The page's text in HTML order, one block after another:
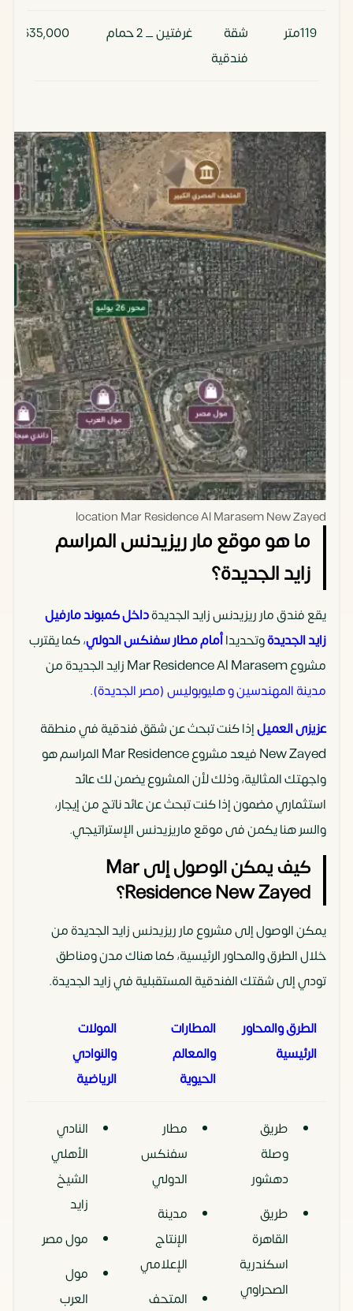
119متر
شقة
فندقية
غرفتين _ 2 حمام 19,635,000
location Mar Residence Al Marasem New Zayed
ما هو موقع مار ريزيدنس المراسم
زايد الجديدة؟
يقع فندق مار ريزيدنس زايد الجديدةداخل كمبوند مارفيل
زايد الجديدةوتحديداأمام مطار سفنكس الدولي، كما يقترب
مشروع Mar Residence Al Marasem زايد الجديدة من
مدينة المهندسين و هليوبوليس (مصر الجديدة).
عزيزى العميلإذا كنت تبحث عن شقق فندقية في منطقة
New Zayed فيعد مشروع Mar Residence المراسم هو
واجهتك المثالية، وذلك لأن المشروع يضمن لك عائد
استثماري مضمون إذا كنت تبحث عن عائد ناتج من إيجار،
والسر هنا يكمن فى موقع ماريزيدنس الإستراتيجي.
كيف يمكن الوصول إلى Mar
Residence New Zayed؟
يمكن الوصول إلى مشروع مار ريزيدنس زايد الجديدة من
خلال الطرق والمحاور الرئيسية، كما هناك مدن ومناطق
تودي إلى شقتك الفندقية المستقبلية في زايد الجديدة.
الطرق والمحاور
الرئيسية
المطارات
والمعالم
الحيوية
المولات
والنوادي
الرياضية
طريق
وصلة
دهشور
طريق
القاهرة
اسكندرية
الصحراوي
مطار
سفنكس
الدولي
مدينة
الإنتاج
الإعلامي
المتحف
النادي
الأهلي
الشيخ
زايد
مول مصر
مول
العرب